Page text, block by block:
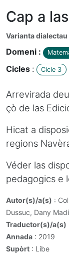
Cap a
Varianta dialectau
Domeni :
Cicles : Cicle 3
Arrevirada
çò de las
Hicat a
regions
Véder las
pedagogics e
Autor(s)/a(s) :
Dussuc, Dany
Traductor(s)/a(s)
Annada : 2019
Supòrt : Libe